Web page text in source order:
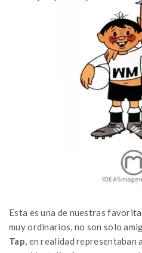
Esta es una de nuestras
muy ordinarios, no son solo
Tap, en realidad representaban